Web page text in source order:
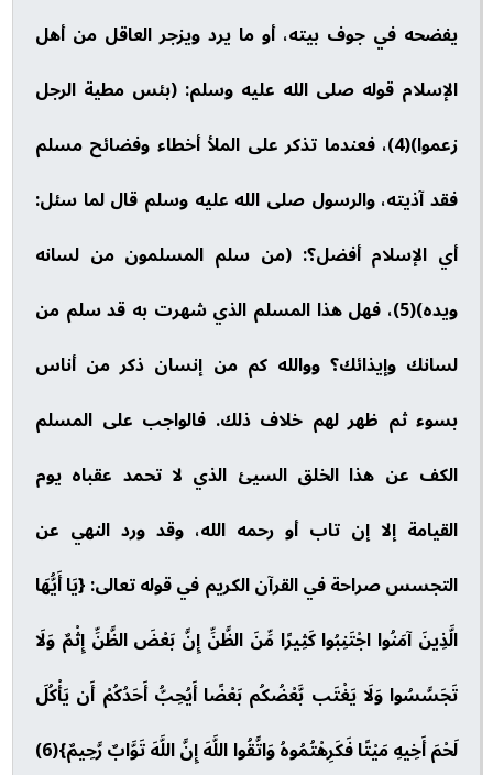
يفضحه في جوف بيته، أو ما يرد ويزجر العاقل من أهل
الإسلام قوله صلى الله عليه وسلم: (بئس مطية الرجل
زعموا)(4)، فعندما تذكر على الملأ أخطاء وفضائح مسلم
فقد آذيته، والرسول صلى الله عليه وسلم قال لما سئل:
أي الإسلام أفضل؟: (من سلم المسلمون من لسانه
ويده)(5)، فهل هذا المسلم الذي شهرت به قد سلم من
لسانك وإيذائك؟ ووالله كم من إنسان ذكر من أناس
بسوء ثم ظهر لهم خلاف ذلك. فالواجب على المسلم
الكف عن هذا الخلق السيئ الذي لا تحمد عقباه يوم
القيامة إلا إن تاب أو رحمه الله، وقد ورد النهي عن
التجسس صراحة في القرآن الكريم في قوله تعالى: {يَا أَيُّهَا
الَّذِينَ آمَنُوا اجْتَنِبُوا كَثِيرًا مِّنَ الظَّنِّ إِنَّ بَعْضَ الظَّنِّ إِثْمٌ وَلَا
تَجَسَّسُوا وَلَا يَغْتَب بَّعْضُكُم بَعْضًا أَيُحِبُّ أَحَدُكُمْ أَن يَأْكُلَ
لَحْمَ أَخِيهِ مَيْتًا فَكَرِهْتُمُوهُ وَاتَّقُوا اللَّهَ إِنَّ اللَّهَ تَوَّابٌ رَّحِيمٌ}(6)